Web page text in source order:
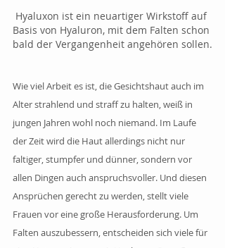
Hyaluxon ist ein neuartiger Wirkstoff auf
Basis von Hyaluron, mit dem Falten schon
bald der Vergangenheit angehören sollen.
Wie viel Arbeit es ist, die Gesichtshaut auch im
Alter strahlend und straff zu halten, weiß in
jungen Jahren wohl noch niemand. Im Laufe
der Zeit wird die Haut allerdings nicht nur
faltiger, stumpfer und dünner, sondern vor
allen Dingen auch anspruchsvoller. Und diesen
Ansprüchen gerecht zu werden, stellt viele
Frauen vor eine große Herausforderung. Um
Falten auszubessern, entscheiden sich viele für